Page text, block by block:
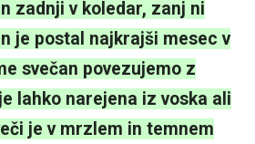
zadnji v koledar, zanj ni
je postal najkrajši mesec v
svečan povezujemo z
lahko narejena iz voska ali
je v mrzlem in temnem